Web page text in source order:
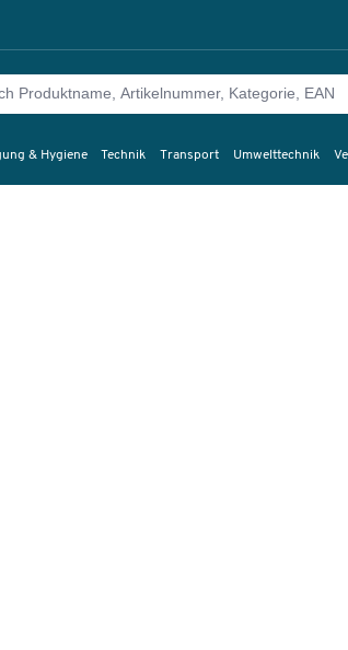
& Hygiene Technik Transport Umwelttechnik